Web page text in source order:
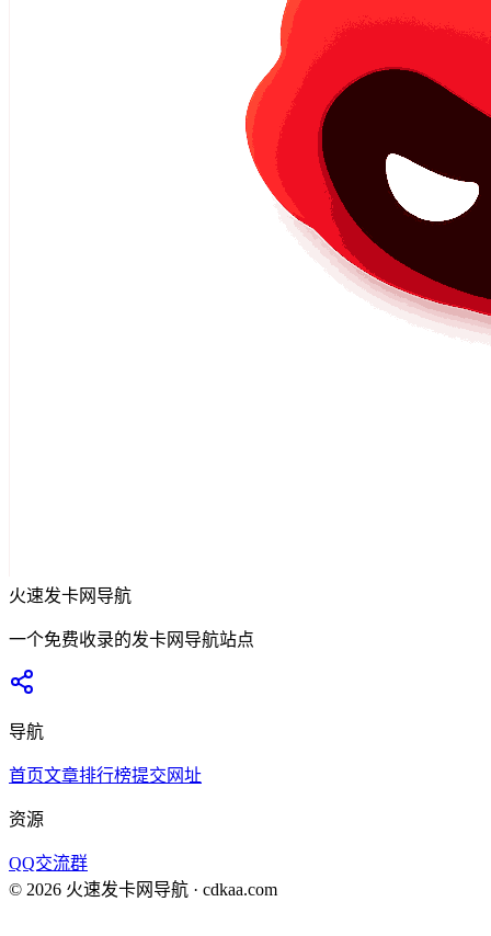
火速发卡网导航
一个免费收录的发卡网导航站点
导航
首页文章排行榜提交网址
资源
QQ交流群
© 2026 火速发卡网导航 · cdkaa.com